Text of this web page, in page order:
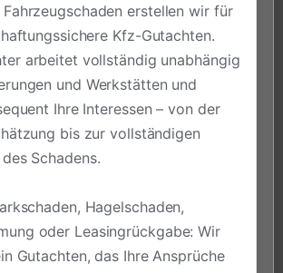
Fahrzeugschaden erstellen wir für
Kfz-Gutachten.
arbeitet vollständig unabhängig
und Werkstätten und
Ihre Interessen – von der
bis zur vollständigen
Schadens.
Hagelschaden,
oder Leasingrückgabe: Wir
Gutachten, das Ihre Ansprüche